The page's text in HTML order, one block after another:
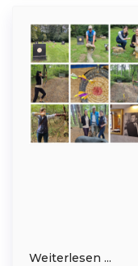
Weiterlesen ...